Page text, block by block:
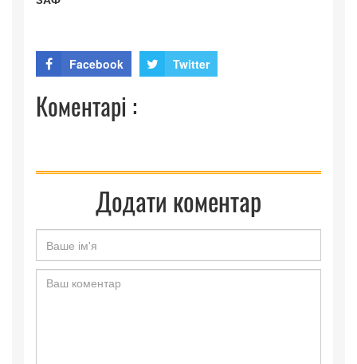
Facebook Twitter
Коментарі :
Додати коментар